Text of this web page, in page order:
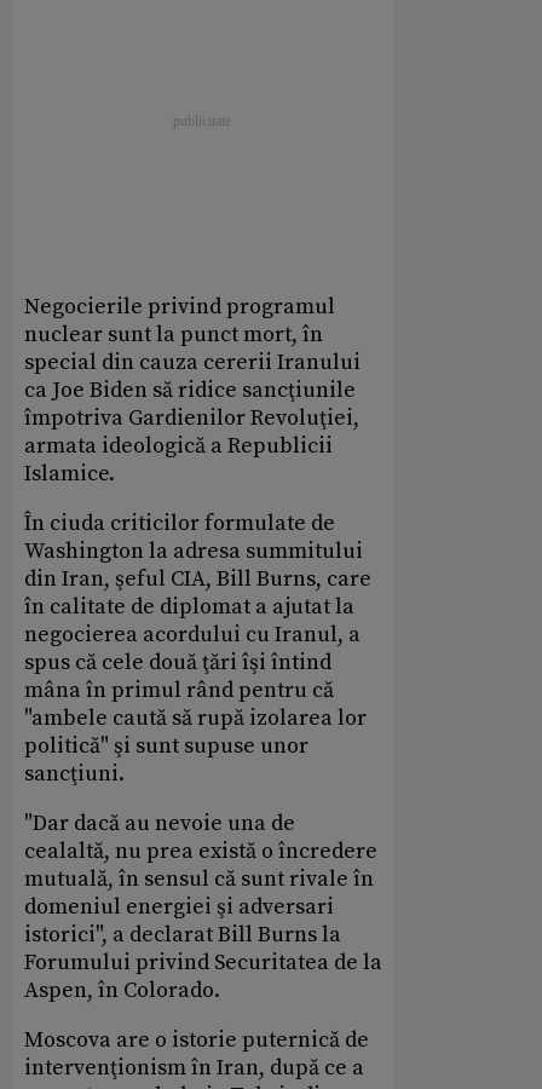
Negocierile privind programul
nuclear sunt la punct mort, în
special din cauza cererii Iranului
ca Joe Biden să ridice sancţiunile
împotriva Gardienilor Revoluţiei,
armata ideologică a Republicii
Islamice.
În ciuda criticilor formulate de
Washington la adresa summitului
din Iran, şeful CIA, Bill Burns, care
în calitate de diplomat a ajutat la
negocierea acordului cu Iranul, a
spus că cele două ţări îşi întind
mâna în primul rând pentru că
"ambele caută să rupă izolarea lor
politică" şi sunt supuse unor
sancţiuni.
"Dar dacă au nevoie una de
cealaltă, nu prea există o încredere
mutuală, în sensul că sunt rivale în
domeniul energiei şi adversari
istorici", a declarat Bill Burns la
Forumului privind Securitatea de la
Aspen, în Colorado.
Moscova are o istorie puternică de
intervenţionism în Iran, după ce a